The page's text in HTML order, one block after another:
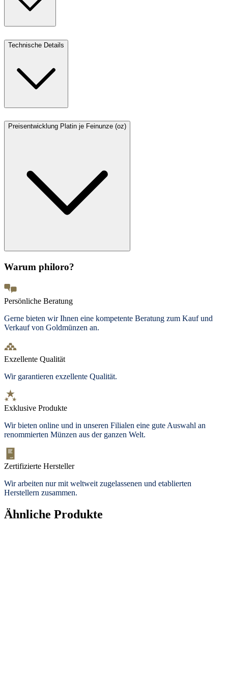
Technische Details
Preisentwicklung Platin je Feinunze (oz)
Warum philoro?
Persönliche Beratung
Gerne bieten wir Ihnen eine kompetente Beratung zum Kauf und
Verkauf von Goldmünzen an.
Exzellente Qualität
Wir garantieren exzellente Qualität.
Exklusive Produkte
Wir bieten online und in unseren Filialen eine gute Auswahl an
renommierten Münzen aus der ganzen Welt.
Zertifizierte Hersteller
Wir arbeiten nur mit weltweit zugelassenen und etablierten
Herstellern zusammen.
Ähnliche Produkte